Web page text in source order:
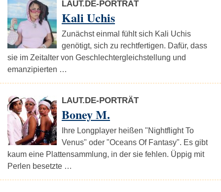
LAUT.DE-PORTRÄT
Kali Uchis
Zunächst einmal fühlt sich Kali Uchis
genötigt, sich zu rechtfertigen. Dafür, dass
sie im Zeitalter von Geschlechtergleichstellung und
emanzipierten …
LAUT.DE-PORTRÄT
Boney M.
Ihre Longplayer heißen "Nightflight To
Venus" oder "Oceans Of Fantasy". Es gibt
kaum eine Plattensammlung, in der sie fehlen. Üppig mit
Perlen besetzte …